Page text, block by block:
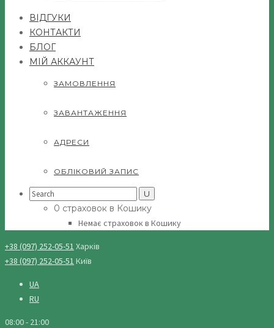
ВІДГУКИ
КОНТАКТИ
БЛОГ
МІЙ АККАУНТ
ЗАМОВЛЕННЯ
ЗАВАНТАЖЕННЯ
АДРЕСИ
ОБЛІКОВИЙ ЗАПИС
Search
0 страховок в Кошику
Немає страховок в Кошику
+38 (097) 252-05-51 Харків
+38 (097) 252-05-51 Київ
UA
RU
08:00 - 21:00